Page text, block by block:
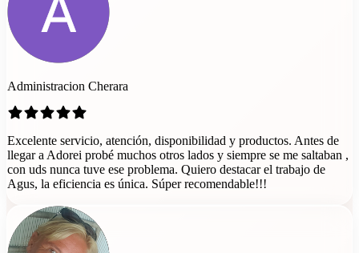
Administracion Cherara
Excelente servicio, atención, disponibilidad y productos. Antes de
llegar a Adorei probé muchos otros lados y siempre se me saltaban ,
con uds nunca tuve ese problema. Quiero destacar el trabajo de
Agus, la eficiencia es única. Súper recomendable!!!